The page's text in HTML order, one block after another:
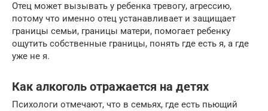
Отец может вызывать у ребенка тревогу, агрессию,
потому что именно отец устанавливает и защищает
границы семьи, границы матери, помогает ребенку
ощутить собственные границы, понять где есть я, а где
уже не я.
Как алкоголь отражается на детях
Психологи отмечают, что в семьях, где есть пьющий